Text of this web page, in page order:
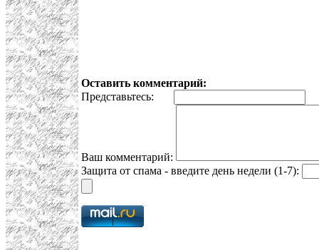
Оставить комментарий:
Представьтесь:
Ваш комментарий:
Защита от спама - введите день недели (1-7):